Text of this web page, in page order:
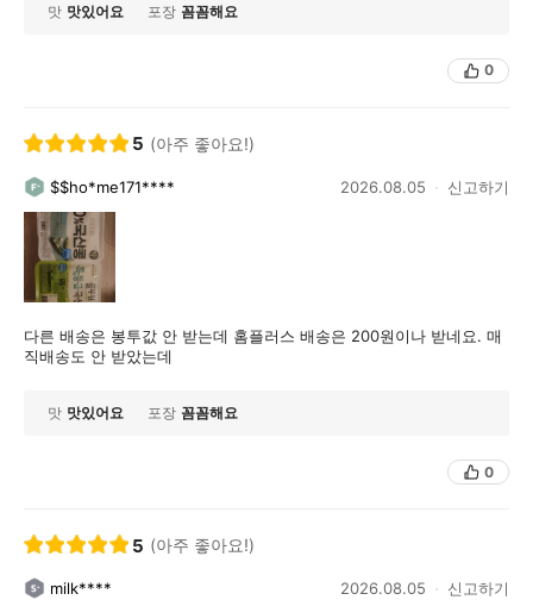
맛 맛있어요 포장 꼼꼼해요
0
5 (아주 좋아요!)
$$ho*me171**** 2026.08.05 신고하기
다른 배송은 봉투값 안 받는데 홈플러스 배송은 200원이나 받네요. 매
직배송도 안 받았는데
맛 맛있어요 포장 꼼꼼해요
0
5 (아주 좋아요!)
milk**** 2026.08.05 신고하기